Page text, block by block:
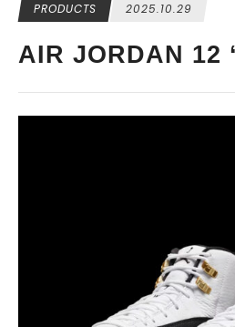
PRODUCTS 2025.10.29
AIR JORDAN 12